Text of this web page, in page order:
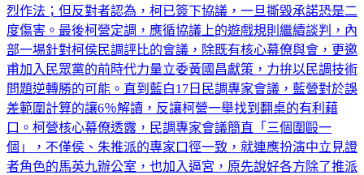
烈作法；但反對者認為，柯已簽下協議，一旦撕毀承諾恐是二
度傷害。最後柯營定調，應循協議上的遊戲規則繼續談判，內
部一場針對柯侯民調評比的會議，除既有核心幕僚與會，更邀
甫加入民眾黨的前時代力量立委黃國昌獻策，力拚以民調技術
問題逆轉勝的可能。直到藍白17日民調專家會議，藍營對於誤
差範圍計算的讓6％解讀，反讓柯營一舉找到翻桌的有利藉
口。柯營核心幕僚透露，民調專家會議簡直「三個圍毆一
個」，不僅侯、朱推派的專家口徑一致，就連應扮演中立見證
者角色的馬英九辦公室，也加入逼宮，原先說好各方除了推派